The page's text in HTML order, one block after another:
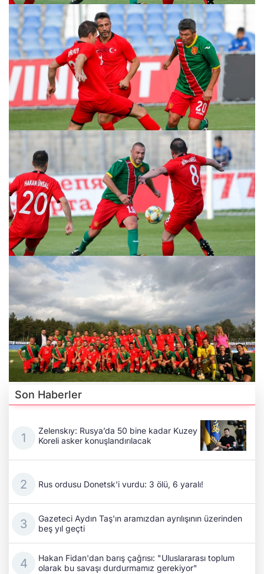
Son Haberler
Zelenskıy: Rusya’da 50 bine kadar Kuzey
Koreli asker konuşlandırılacak
Rus ordusu Donetsk'i vurdu: 3 ölü, 6 yaralı!
Gazeteci Aydın Taş'ın aramızdan ayrılışının üzerinden
beş yıl geçti
Hakan Fidan'dan barış çağrısı: "Uluslararası toplum
olarak bu savaşı durdurmamız gerekiyor"